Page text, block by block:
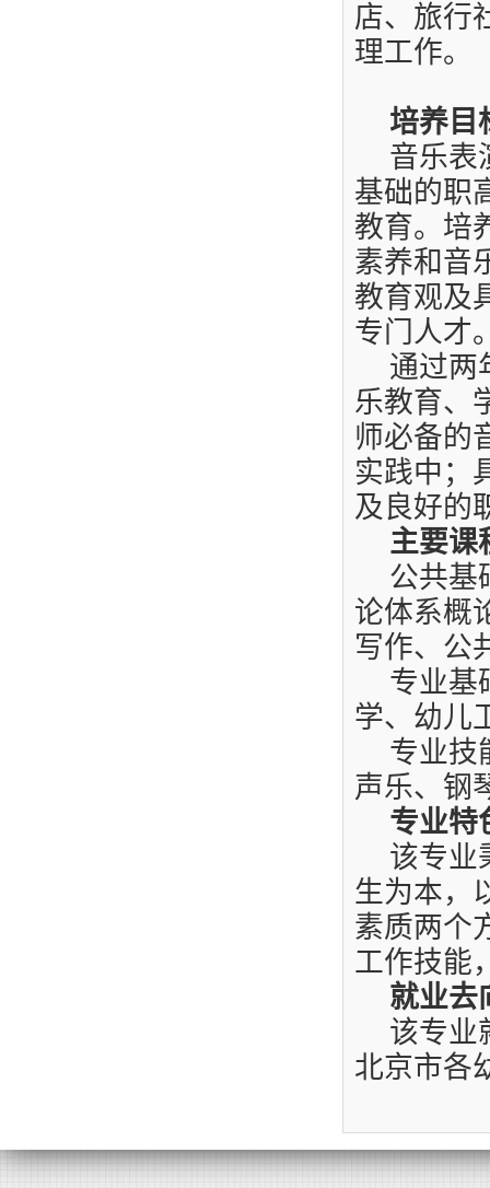
店、旅行
理工作。
培养目
音乐表
基础的职
教育。培
素养和音
教育观及
专门人才
通过两
乐教育、
师必备的
实践中；
及良好的
主要课
公共基
论体系概
写作、公
专业基
学、幼儿
专业技
声乐、钢
专业特
该专业
生为本，
素质两个
工作技能
就业去
该专业
北京市各